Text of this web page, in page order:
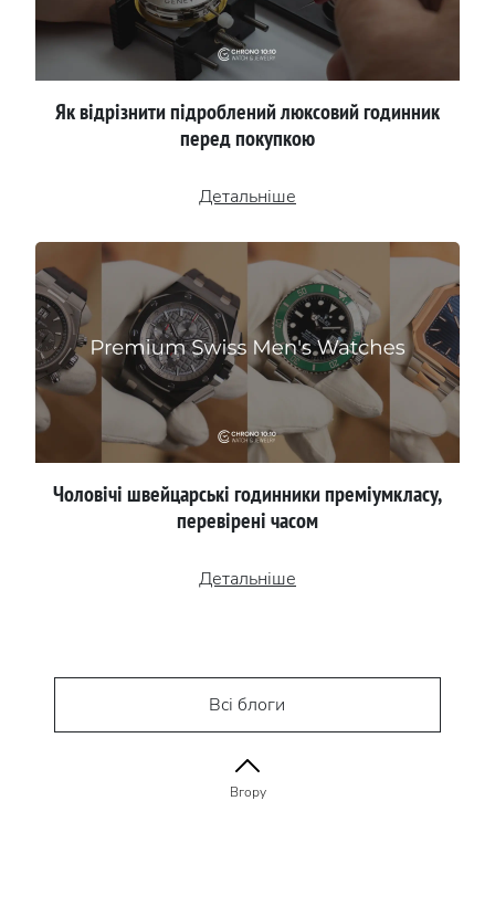
Як відрізнити підроблений люксовий годинник
перед покупкою
Детальніше
Чоловічі швейцарські годинники преміумкласу,
перевірені часом
Детальніше
Всі блоги
Вгору